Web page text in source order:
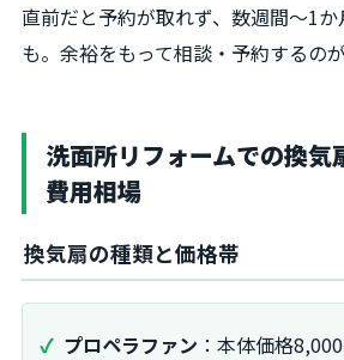
直前だと予約が取れず、数週間～1
も。余裕をもって相談・予約するのが
洗面所リフォームでの換気
費用相場
換気扇の種類と価格帯
プロペラファン ：本体価格